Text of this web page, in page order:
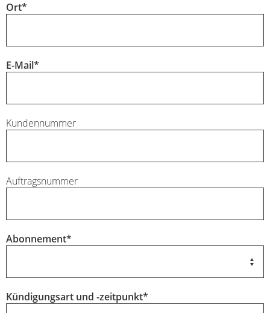
Ort*
E-Mail*
Kundennummer
Auftragsnummer
Abonnement*
Kündigungsart und -zeitpunkt*